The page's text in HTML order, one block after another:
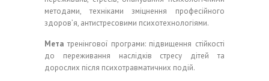
методами, техніками зміцнення професійного
здоров’я, антистресовими психотехнологіями.
Мета тренінгової програми: підвищення стійкості
до переживання наслідків стресу дітей та
дорослих після психотравматичних подій.